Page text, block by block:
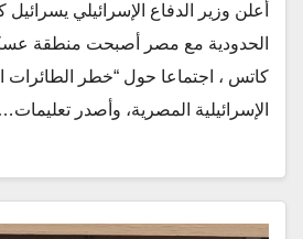
أعلن وزير الدفاع الإسرائيلي
الحدودية مع مصر أصبحت منطقة
كاتس ، اجتماعا حول “خطر الطائرات
الإسرائيلية المصرية، وأصدر تعليمات…